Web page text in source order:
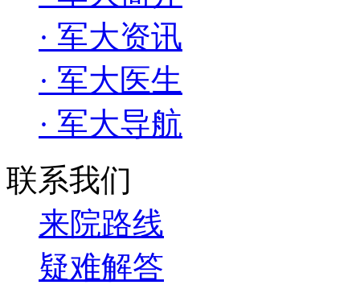
· 军大资讯
· 军大医生
· 军大导航
联系我们
来院路线
疑难解答